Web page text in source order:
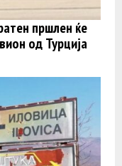
пршлен ќе
од Турција